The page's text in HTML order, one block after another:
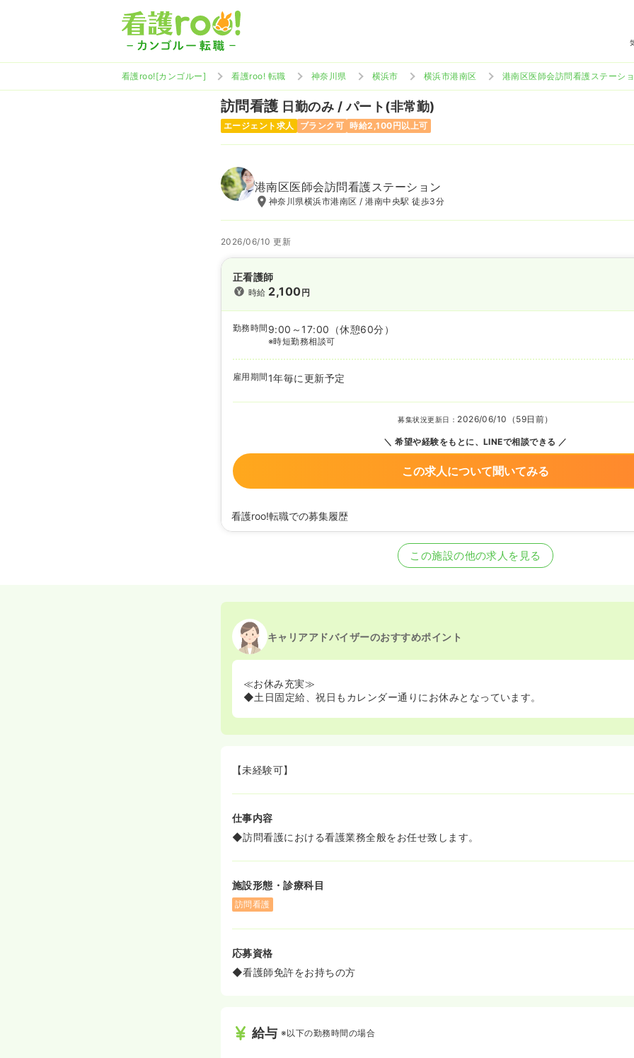
看護roo![カンゴルー] 看護roo! 転職 神奈川県 横浜市 横浜市港南区 港南区医師会訪問看護ステーシ
訪問看護 日勤のみ / パート(非常勤)
エージェント求人 ブランク可 時給2,100円以上可
港南区医師会訪問看護ステーション
神奈川県横浜市港南区 / 港南中央駅 徒歩3分
2026/06/10 更新
正看護師
時給 2,100円
勤務時間 9:00～17:00 （休憩60分）
※時短勤務相談可
雇用期間 1年毎に更新予定
募集状況更新日： 2026/06/10（59日前）
希望や経験をもとに、LINEで相談できる
この求人について聞いてみる
看護roo!転職での募集履歴
この施設の他の求人を見る
キャリアアドバイザーのおすすめポイント
≪お休み充実≫
◆土日固定給、祝日もカレンダー通りにお休みとなっています。
【未経験可】
仕事内容
◆訪問看護における看護業務全般をお任せ致します。
施設形態・診療科目
訪問看護
応募資格
◆看護師免許をお持ちの方
給与 ※以下の勤務時間の場合